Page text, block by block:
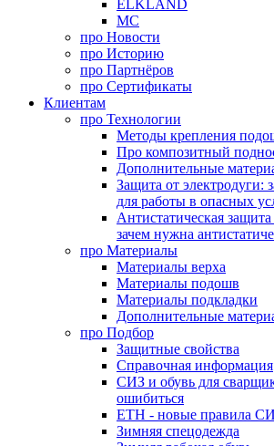
ELKLAND
MC
про Новости
про Историю
про Партнёров
про Сертификаты
Клиентам
про Технологии
Методы крепления
Про композитный
Дополнительные
Защита от электродуги:
для работы в опасных
Антистатическая
зачем нужна
про Материалы
Материалы верха
Материалы подошв
Материалы подкладки
Дополнительные
про Подбор
Защитные свойства
Справочная информация
СИЗ и обувь для
ошибиться
ЕТН - новые правила
Зимняя спецодежда